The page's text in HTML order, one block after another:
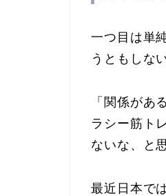
一つ目は単
うともしな
「関係があ
ラシー筋ト
ないな、と
最近日本で